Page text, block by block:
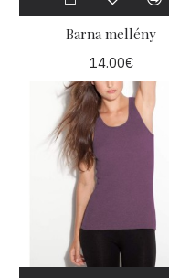
Barna mellény
14.00€